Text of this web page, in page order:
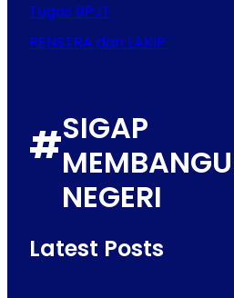
Tugas BPJT
RENSTRA dan LAKIP
#SIGAP
NEGERI
Latest Posts